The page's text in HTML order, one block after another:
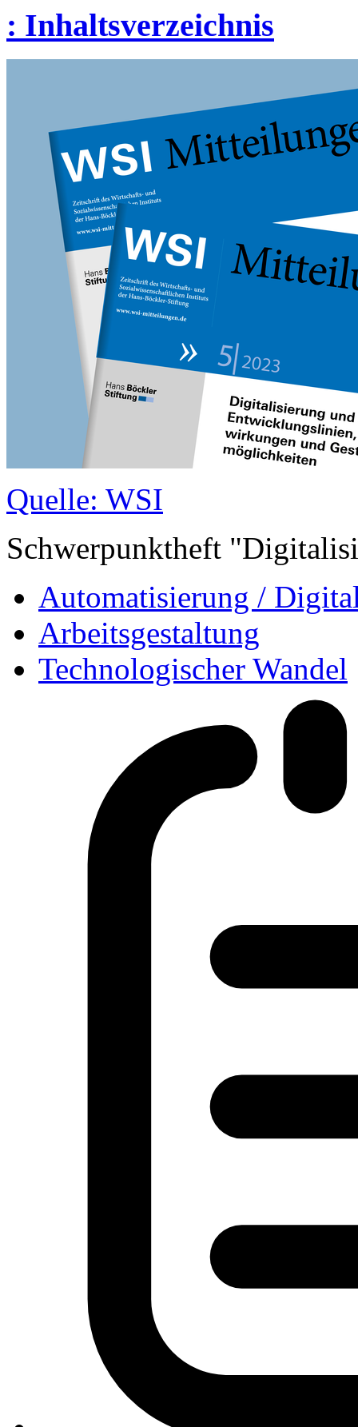
: Inhaltsverzeichnis
Quelle: WSI
Schwerpunktheft
Automatisierung /
Arbeitsgestaltung
Technologischer Wandel